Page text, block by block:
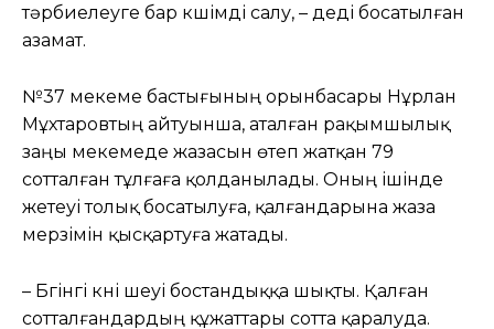
тәрбиелеуге бар күшімді салу, – деді босатылған
азамат.
№37 мекеме бастығының орынбасары Нұрлан
Мұхтаровтың айтуынша, аталған рақымшылық
заңы мекемеде жазасын өтеп жатқан 79
сотталған тұлғаға қолданылады. Оның ішінде
жетеуі толық босатылуға, қалғандарына жаза
мерзімін қысқартуға жатады.
– Бүгінгі күні үшеуі бостандыққа шықты. Қалған
сотталғандардың құжаттары сотта қаралуда.